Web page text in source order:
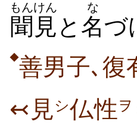
聞見
もんけん
と 名
な
づ
◆善男子､復
↢見シ仏性ヲ